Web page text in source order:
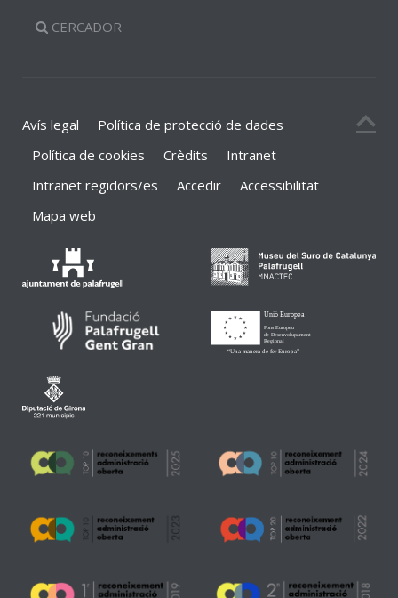
CERCADOR
Avís legal
Política de protecció de dades
Política de cookies
Crèdits
Intranet
Intranet regidors/es
Accedir
Accessibilitat
Mapa web